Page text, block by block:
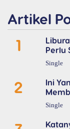
Artikel
1
Perlu
Single
2
Ini
Single